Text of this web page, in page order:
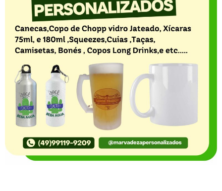
O Portal Notícia no Ato de Lages e região, aborda os
mais variados temas, como política, economia,
segurança, esportes e variedades e já se consolidou
como referência na informação com credibilidade. O
fato está acontecendo e você já fica sabendo!